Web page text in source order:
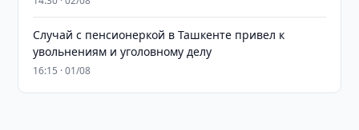
Случай с пенсионеркой в Ташкенте привел к
увольнениям и уголовному делу
16:15 · 01/08